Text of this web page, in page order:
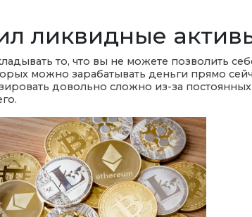
ликвидные
то, что вы не можете позволить
можно зарабатывать деньги прямо
довольно сложно из-за